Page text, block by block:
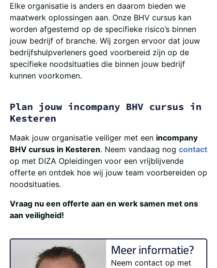
Elke organisatie is anders en daarom bieden we
maatwerk oplossingen aan. Onze BHV cursus kan
worden afgestemd op de specifieke risico’s binnen
jouw bedrijf of branche. Wij zorgen ervoor dat jouw
bedrijfshulpverleners goed voorbereid zijn op de
specifieke noodsituaties die binnen jouw bedrijf
kunnen voorkomen.
Plan jouw incompany BHV cursus in
Kesteren
Maak jouw organisatie veiliger met een incompany
BHV cursus in Kesteren. Neem vandaag nog contact
op met DIZA Opleidingen voor een vrijblijvende
offerte en ontdek hoe wij jouw team voorbereiden op
noodsituaties.
Vraag nu een offerte aan en werk samen met ons
aan veiligheid!
Meer informatie?
Neem contact op met